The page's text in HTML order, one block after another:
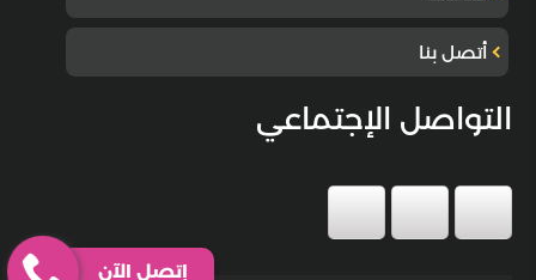
أتصل بنا
التواصل الإجتماعي
إتصل الآن